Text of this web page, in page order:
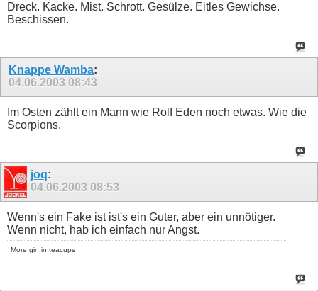
Dreck. Kacke. Mist. Schrott. Gesülze. Eitles Gewichse.
Beschissen.
Knappe Wamba:
04.06.2003 08:43
Im Osten zählt ein Mann wie Rolf Eden noch etwas. Wie die
Scorpions.
joq:
04.06.2003 08:53
Wenn's ein Fake ist ist's ein Guter, aber ein unnötiger.
Wenn nicht, hab ich einfach nur Angst.
More gin in teacups